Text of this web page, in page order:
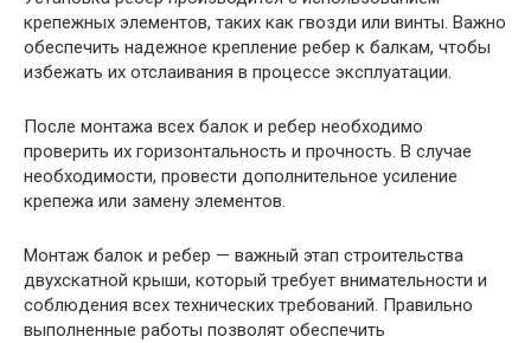
крепежных элементов, таких как гвозди или винты. Важно
обеспечить надежное крепление ребер к балкам, чтобы
избежать их отслаивания в процессе эксплуатации.
После монтажа всех балок и ребер необходимо
проверить их горизонтальность и прочность. В случае
необходимости, провести дополнительное усиление
крепежа или замену элементов.
Монтаж балок и ребер — важный этап строительства
двухскатной крыши, который требует внимательности и
соблюдения всех технических требований. Правильно
выполненные работы позволят обеспечить